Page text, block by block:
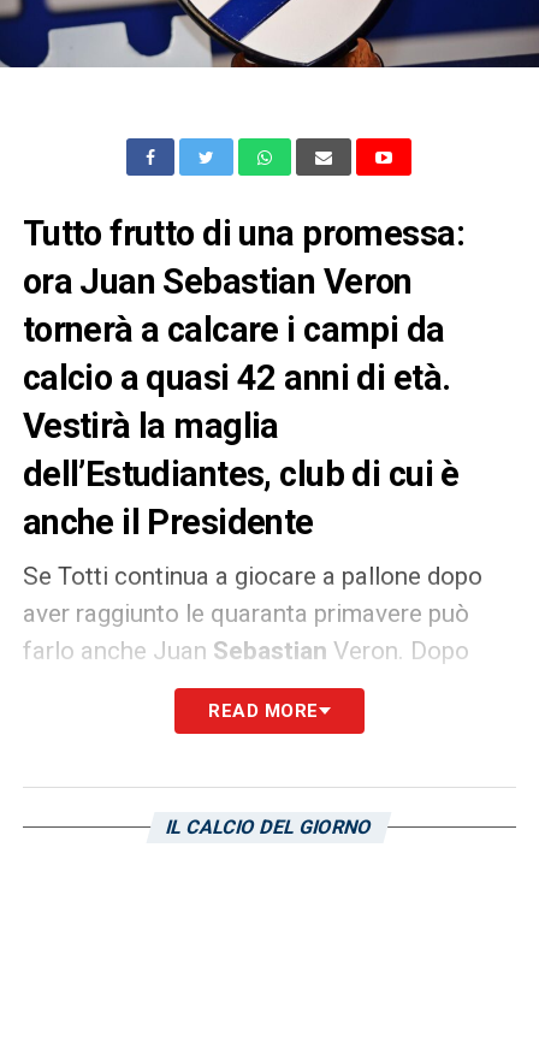
Tutto frutto di una promessa:
ora Juan Sebastian Veron
tornerà a calcare i campi da
calcio a quasi 42 anni di età.
Vestirà la maglia
dell’Estudiantes, club di cui è
anche il Presidente
Se Totti continua a giocare a pallone dopo
aver raggiunto le quaranta primavere può
farlo anche Juan Sebastian Veron. Dopo
aver appeso le scarpette al chiodo, ormai
due anni e mezzo fa, l’ex centrocampista di
campo da calcio.
READ MORE
IL CALCIO DEL GIORNO